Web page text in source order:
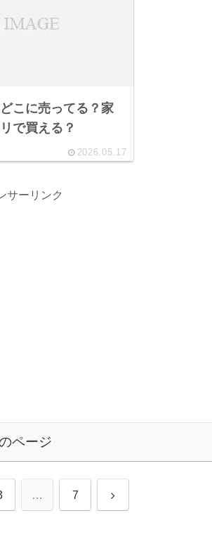
こに売ってる？家
で買える？
2026.05.17
サーリンク
ページ
… 7 次